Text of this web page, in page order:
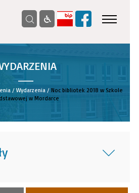
__
/ Wydarzenia/ Noc bibliotek 2018 w Szkole
w Mordarce